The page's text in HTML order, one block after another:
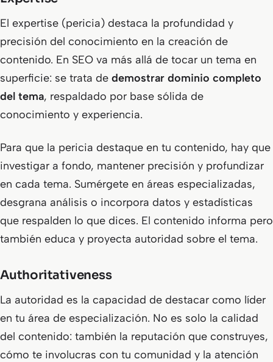
El expertise (pericia) destaca la profundidad y
precisión del conocimiento en la creación de
contenido. En SEO va más allá de tocar un tema en
superficie: se trata de demostrar dominio completo
del tema, respaldado por base sólida de
conocimiento y experiencia.
Para que la pericia destaque en tu contenido, hay que
investigar a fondo, mantener precisión y profundizar
en cada tema. Sumérgete en áreas especializadas,
desgrana análisis o incorpora datos y estadísticas
que respalden lo que dices. El contenido informa pero
también educa y proyecta autoridad sobre el tema.
Authoritativeness
La autoridad es la capacidad de destacar como líder
en tu área de especialización. No es solo la calidad
del contenido: también la reputación que construyes,
cómo te involucras con tu comunidad y la atención